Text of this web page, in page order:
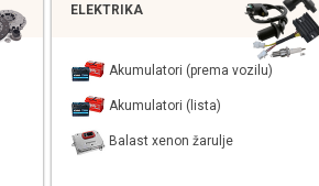
ELEKTRIKA
Akumulatori (prema vozilu)
Akumulatori (lista)
Balast xenon žarulje